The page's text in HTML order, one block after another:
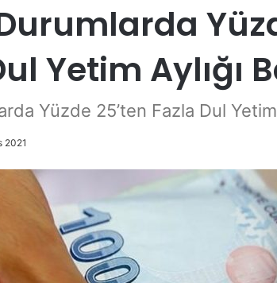
Yetim Aylığı
Yüzde 25’ten Fazla Dul Yetim
2021